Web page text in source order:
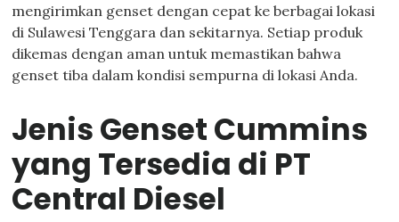
mengirimkan genset dengan cepat ke berbagai lokasi
di Sulawesi Tenggara dan sekitarnya. Setiap produk
dikemas dengan aman untuk memastikan bahwa
genset tiba dalam kondisi sempurna di lokasi Anda.
Jenis Genset Cummins
yang Tersedia di PT
Central Diesel